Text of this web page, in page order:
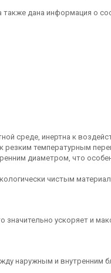
дана информация о
среде, инертна к
резким температурным
диаметром, что
чистым
значительно ускоряет и
наружным и внутренним